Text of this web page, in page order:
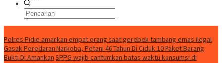
Polres Pidie amankan empat orang saat gerebek tambang emas ilegal
Gasak Peredaran Narkoba, Petani 46 Tahun Di Ciduk 10 Paket Barang
Bukti Di Amankan SPPG wajib cantumkan batas waktu konsumsi di